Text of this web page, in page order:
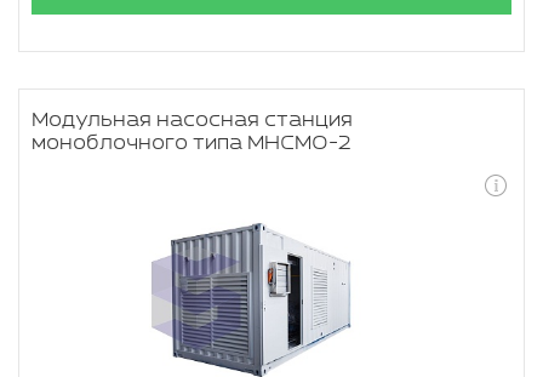
Модульная насосная станция
моноблочного типа МНСМО-2